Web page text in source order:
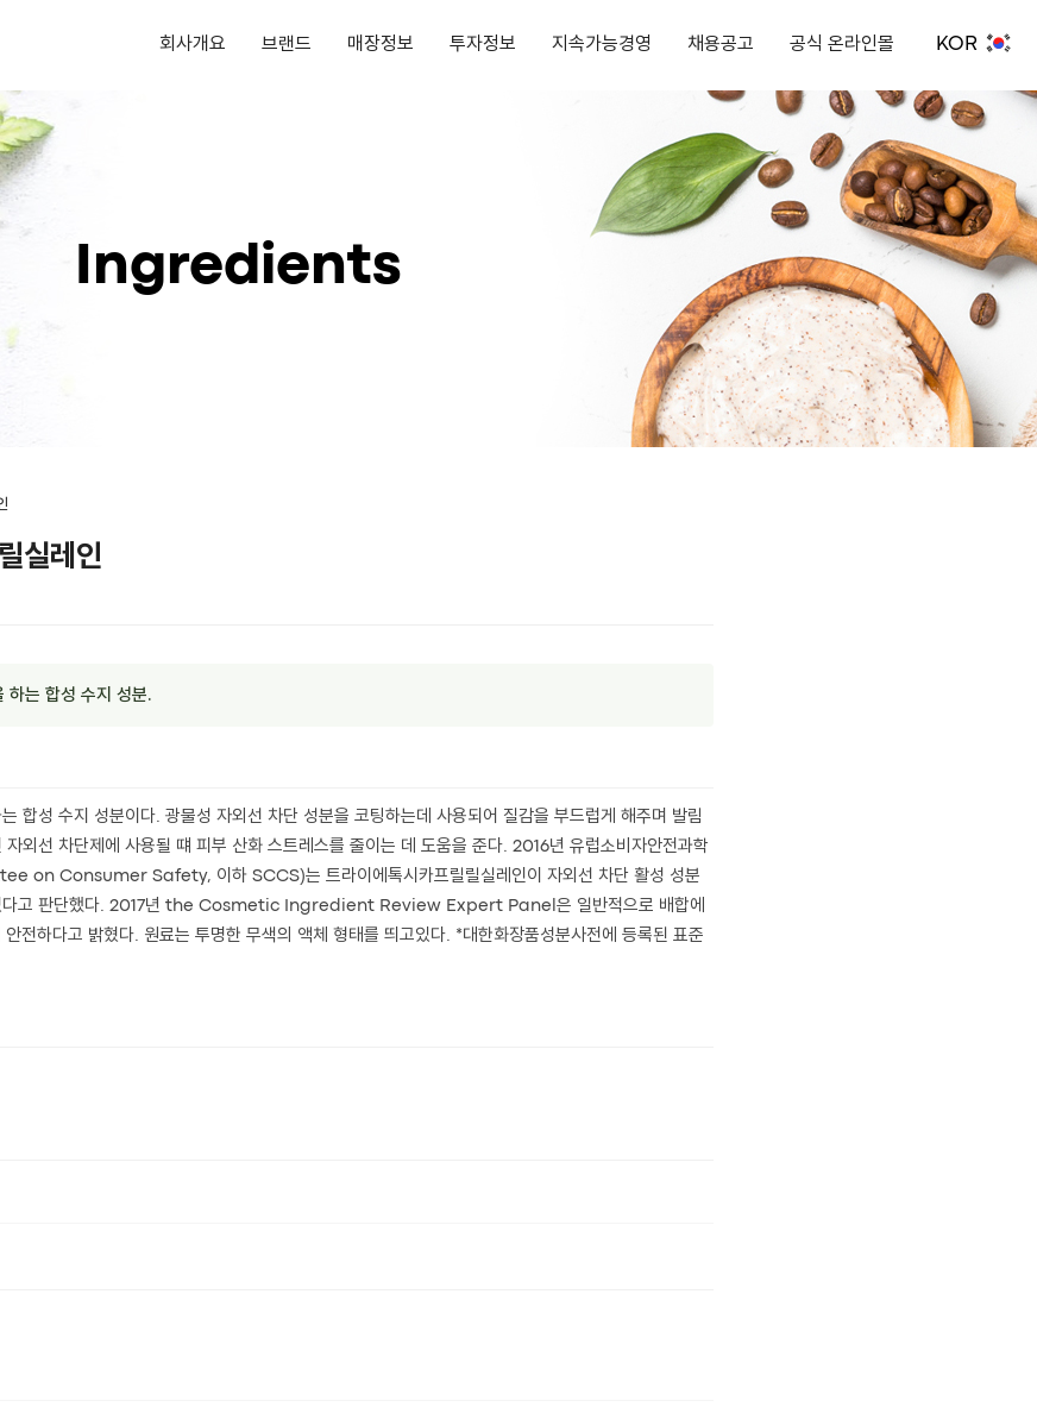
회사개요 브랜드 매장정보 투자정보 지속가능경영 채용공고 공식 온라인몰 KOR
Ingredients
실레인
하는 합성 수지 성분.
합성 수지 성분이다. 광물성 자외선 차단 성분을 코팅하는데 사용되어 질감을 부드럽게 해주며 발림
외선 차단제에 사용될 떄 피부 산화 스트레스를 줄이는 데 도움을 준다. 2016년 유럽소비자안전과학
on Consumer Safety, 이하 SCCS)는 트라이에톡시카프릴릴실레인이 자외선 차단 활성 성분
다고 판단했다. 2017년 the Cosmetic Ingredient Review Expert Panel은 일반적으로 배합에
전하다고 밝혔다. 원료는 투명한 무색의 액체 형태를 띄고있다. *대한화장품성분사전에 등록된 표준